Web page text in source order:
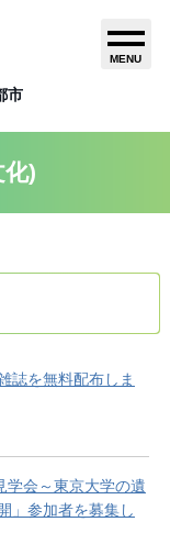
市
MENU
)
誌を無料配布しま
学会～東京大学の遺
」参加者を募集し